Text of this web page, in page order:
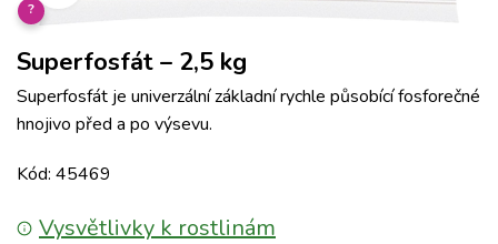
?
Superfosfát – 2,5 kg
Superfosfát je univerzální základní rychle působící fosforečné
hnojivo před a po výsevu.
Kód: 45469
Vysvětlivky k rostlinám